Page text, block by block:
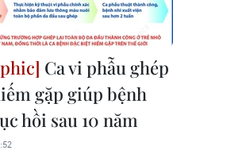
Ca vi phẫu ghép
gặp giúp bệnh
hồi sau 10 năm